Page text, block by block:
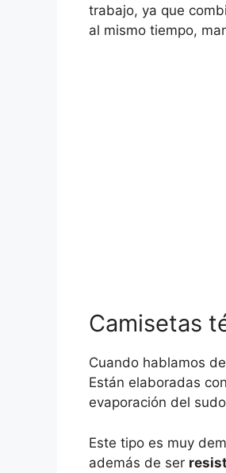
trabajo, ya que
al mismo tiempo,
Camisetas
Cuando hablamos
Están elaboradas
evaporación del
Este tipo es muy
además de ser